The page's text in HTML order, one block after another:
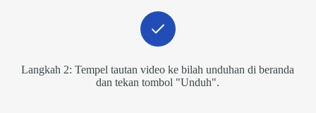
Langkah 2: Tempel tautan video ke bilah unduhan di beranda
dan tekan tombol "Unduh".